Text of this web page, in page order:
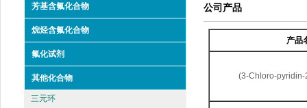
芳基含氟化合物
烷烃含氟化合物
氟化试剂
其他化合物
三元环
公司产品
产品
(3-Chloro-